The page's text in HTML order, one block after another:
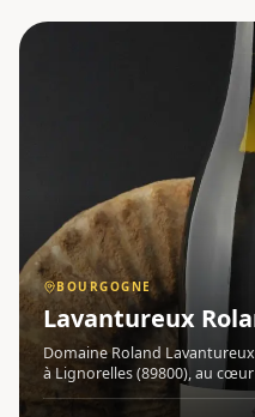
BOURGOGNE
Lavantureux
Domaine Roland
à Lignorelles (89800), au
génération en génération